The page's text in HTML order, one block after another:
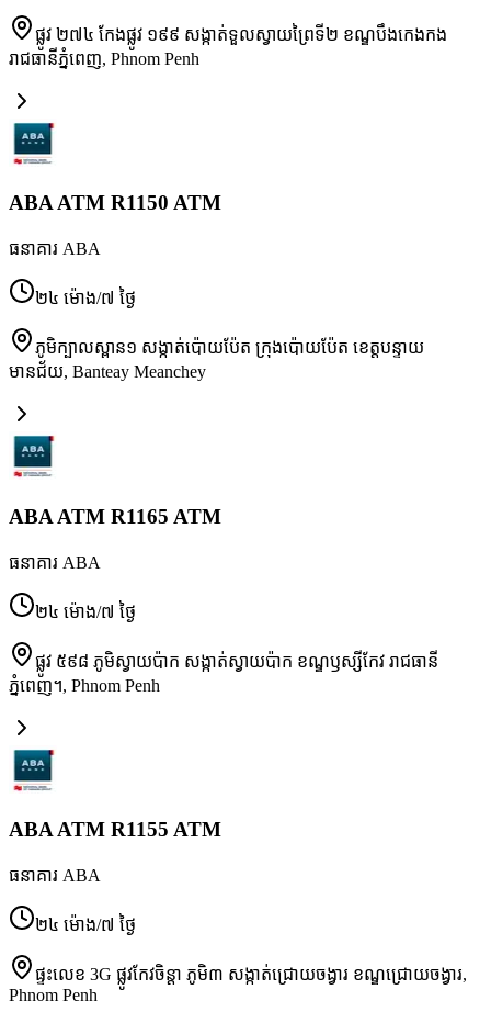
ផ្លូវ ២៧៤ កែងផ្លូវ ១៩៩ សង្កាត់ទួលស្វាយព្រៃទី២ ខណ្ឌបឹងកេងកង
រាជធានីភ្នំពេញ, Phnom Penh
ABA ATM R1150 ATM
ធនាគារ ABA
២៤ ម៉ោង/៧ ថ្ងៃ
ភូមិក្បាលស្ពាន១ សង្កាត់ប៉ោយប៉ែត ក្រុងប៉ោយប៉ែត ខេត្តបន្ទាយ
មានជ័យ, Banteay Meanchey
ABA ATM R1165 ATM
ធនាគារ ABA
២៤ ម៉ោង/៧ ថ្ងៃ
ផ្លូវ ៥៩៨ ភូមិស្វាយប៉ាក សង្កាត់ស្វាយប៉ាក ខណ្ឌឫស្សីកែវ រាជធានី
ភ្នំពេញ។, Phnom Penh
ABA ATM R1155 ATM
ធនាគារ ABA
២៤ ម៉ោង/៧ ថ្ងៃ
ផ្ទះលេខ 3G ផ្លូវកែវចិន្តា ភូមិ៣ សង្កាត់ជ្រោយចង្វារ ខណ្ឌជ្រោយចង្វារ,
Phnom Penh